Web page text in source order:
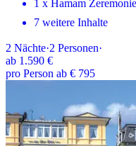
1 x Hamam
7 weitere Inhalte
2 Nächte·2 Personen·
ab 1.590 €
pro Person ab € 795